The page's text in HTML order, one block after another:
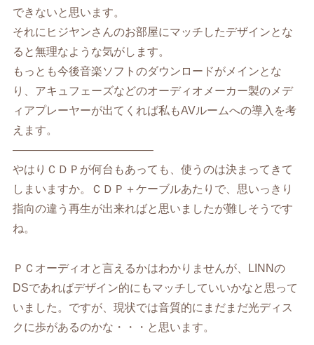
できないと思います。
それにヒジヤンさんのお部屋にマッチしたデザインとな
ると無理なような気がします。
もっとも今後音楽ソフトのダウンロードがメインとな
り、アキュフェーズなどのオーディオメーカー製のメデ
ィアプレーヤーが出てくれば私もAVルームへの導入を考
えます。
————————————–
やはりＣＤＰが何台もあっても、使うのは決まってきて
しまいますか。ＣＤＰ＋ケーブルあたりで、思いっきり
指向の違う再生が出来ればと思いましたが難しそうです
ね。
ＰＣオーディオと言えるかはわかりませんが、LINNの
DSであればデザイン的にもマッチしていいかなと思って
いました。ですが、現状では音質的にまだまだ光ディス
クに歩があるのかな・・・と思います。